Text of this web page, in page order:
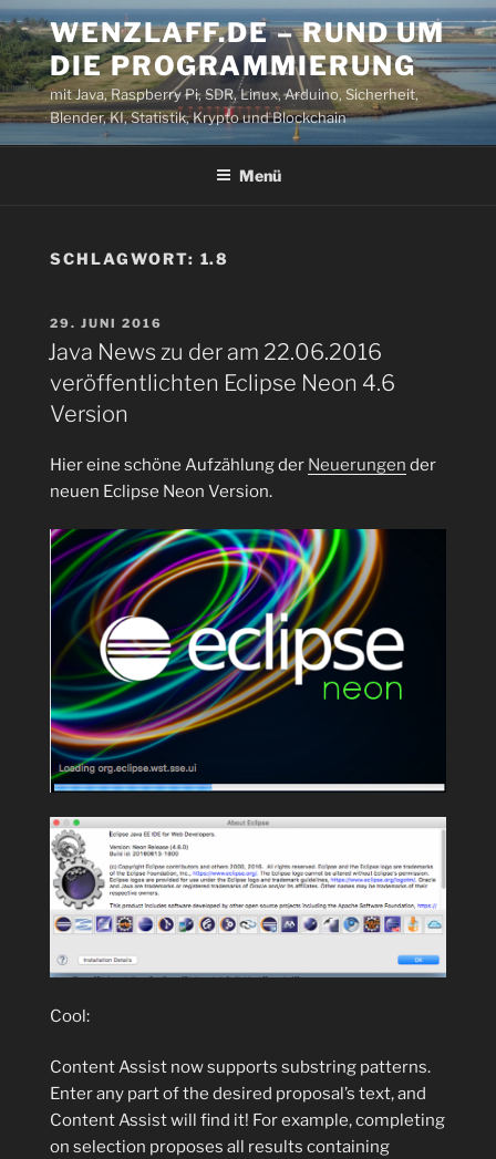
Zum
Inhalt
springen
WENZLAFF.DE – RUND UM
DIE PROGRAMMIERUNG
mit Java, Raspberry Pi, SDR, Linux, Arduino, Sicherheit,
Blender, KI, Statistik, Krypto und Blockchain
Menü
SCHLAGWORT: 1.8
VERÖFFENTLICHT
AM
29. JUNI 2016
Java News zu der am 22.06.2016
veröffentlichten Eclipse Neon 4.6
Version
Hier eine schöne Aufzählung der Neuerungen der
neuen Eclipse Neon Version.
Cool:
Content Assist now supports substring patterns.
Enter any part of the desired proposal’s text, and
Content Assist will find it! For example, completing
on selection proposes all results containing